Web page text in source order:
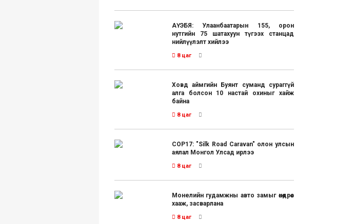
АҮЭБЯ: Улаанбаатарын 155, орон
нутгийн 75 шатахуун түгээх станцад
нийлүүлэлт хийлээ
8 цаг
Ховд аймгийн Буянт суманд сураггүй
алга болсон 10 настай охиныг хайж
байна
8 цаг
COP17: "Silk Road Caravan" олон улсын
аялал Монгол Улсад ирлээ
8 цаг
Монелийн гудамжны авто замыг өнөөдрөөс
хааж, засварлана
8 цаг